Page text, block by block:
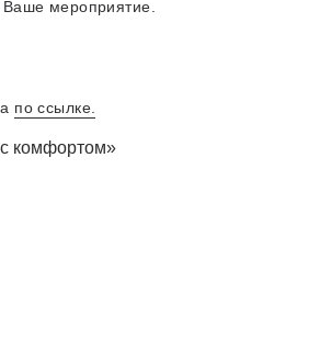
мероприятие.
по ссылке